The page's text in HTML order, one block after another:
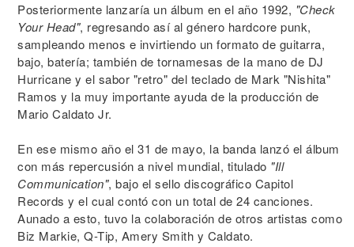
Posteriormente lanzaría un álbum en el año 1992, "Check
Your Head", regresando así al género hardcore punk,
sampleando menos e invirtiendo un formato de guitarra,
bajo, batería; también de tornamesas de la mano de DJ
Hurricane y el sabor "retro" del teclado de Mark "Nishita"
Ramos y la muy importante ayuda de la producción de
Mario Caldato Jr.
En ese mismo año el 31 de mayo, la banda lanzó el álbum
con más repercusión a nivel mundial, titulado "Ill
Communication", bajo el sello discográfico Capitol
Records y el cual contó con un total de 24 canciones.
Aunado a esto, tuvo la colaboración de otros artistas como
Biz Markie, Q-Tip, Amery Smith y Caldato.